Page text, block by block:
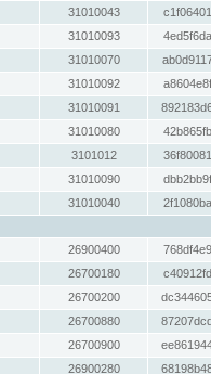
31010043
31010093
31010070
31010092
31010091
31010080
3101012
31010090
31010040
26900400
26700180
26700200
26700880
26700900
26900280